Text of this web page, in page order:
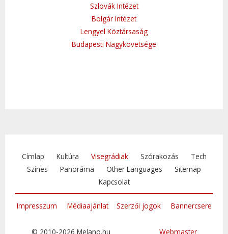
Szlovák Intézet
Bolgár Intézet
Lengyel Köztársaság
Budapesti Nagykövetsége
Címlap Kultúra Visegrádiak Szórakozás
Tech
Színes
Panoráma Other Languages
Sitemap
Kapcsolat
Impresszum Médiaajánlat Szerzői jogok Bannercsere
© 2010-2026 Melano.hu Webmaster